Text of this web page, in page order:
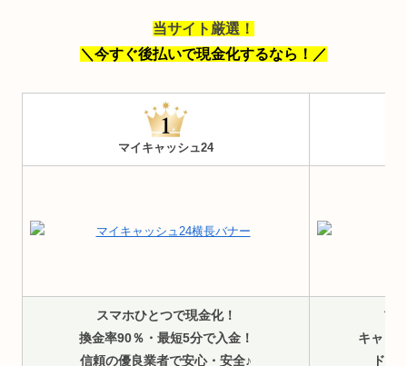
当サイト厳選！
＼今すぐ後払いで現金化するなら！ ／
マイキャッシュ24
スマホひとつで現金化！
換金率90％・最短5分で入金！
信頼の優良業者で安心・安全♪
プ
キャリ
ドコ